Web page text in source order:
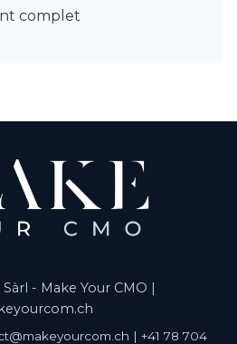
complet
- Make Your CMO |
| +41 78 704